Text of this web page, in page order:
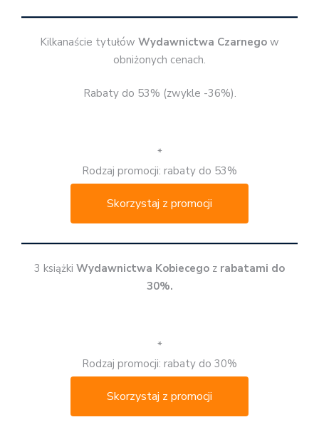
Kilkanaście tytułów Wydawnictwa Czarnego w
obniżonych cenach.
Rabaty do 53% (zwykle -36%).
*
Rodzaj promocji: rabaty do 53%
Skorzystaj z promocji
3 książki Wydawnictwa Kobiecego z rabatami do
30%.
*
Rodzaj promocji: rabaty do 30%
Skorzystaj z promocji